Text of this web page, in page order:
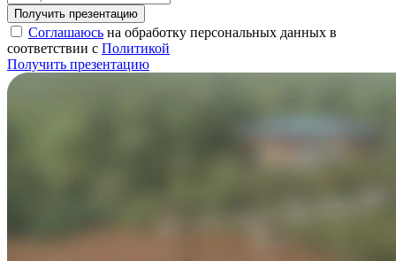
Соглашаюсь на обработку персональных данных в
соответствии с Политикой
Получить презентацию